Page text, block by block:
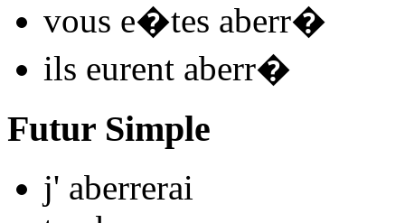
vous e�tes aberr�
ils eurent aberr�
Futur Simple
j' aberrerai